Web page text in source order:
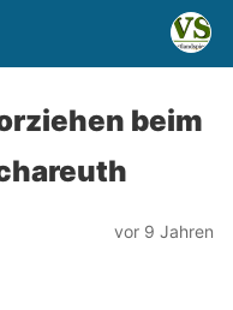
beim
vor 9 Jahren